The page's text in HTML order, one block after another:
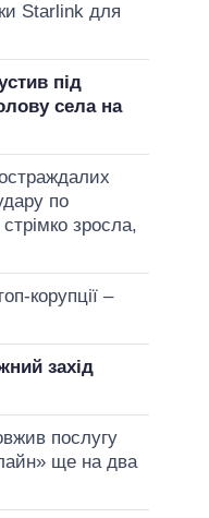
Starlink для
під
села на
по
зросла,
корупції –
захід
послугу
ще на два